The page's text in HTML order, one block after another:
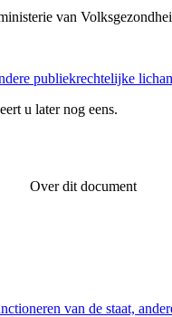
van
publiekrechtelijke
u later nog eens.
Over dit document
van de staat,